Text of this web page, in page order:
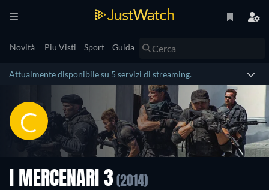
Novità Piu Visti Sport Guida
Attualmente disponibile su 5 servizi di streaming.
I MERCENARI 3 (2014)